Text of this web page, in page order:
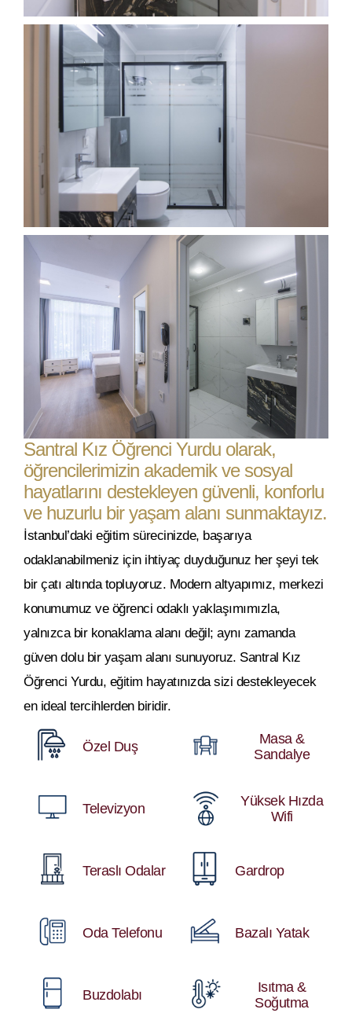
Santral Kız Öğrenci Yurdu olarak,
öğrencilerimizin akademik ve sosyal
hayatlarını destekleyen güvenli, konforlu
ve huzurlu bir yaşam alanı sunmaktayız.
İstanbul’daki eğitim sürecinizde, başarıya
odaklanabilmeniz için ihtiyaç duyduğunuz her şeyi tek
bir çatı altında topluyoruz. Modern altyapımız, merkezi
konumumuz ve öğrenci odaklı yaklaşımımızla,
yalnızca bir konaklama alanı değil; aynı zamanda
güven dolu bir yaşam alanı sunuyoruz. Santral Kız
Öğrenci Yurdu, eğitim hayatınızda sizi destekleyecek
en ideal tercihlerden biridir.
Özel Duş
Televizyon
Teraslı Odalar
Oda Telefonu
Buzdolabı
Masa &
Sandalye
Yüksek Hızda
Wifi
Gardrop
Bazalı Yatak
Isıtma &
Soğutma